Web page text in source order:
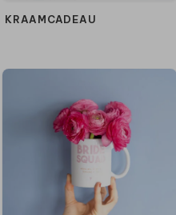
KRAAMCADEAU